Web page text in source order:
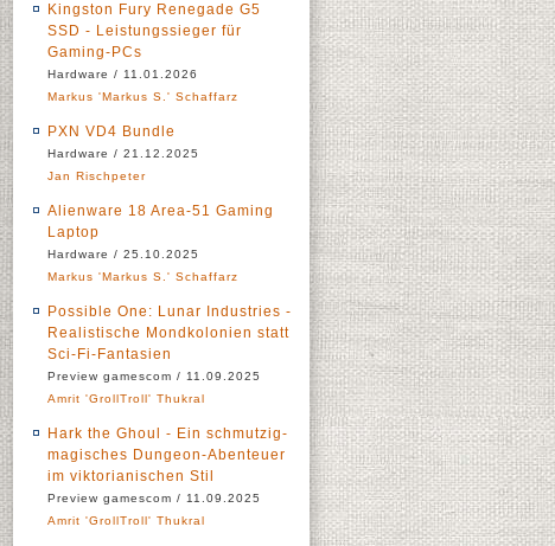
Kingston Fury Renegade G5
SSD - Leistungssieger für
Gaming-PCs
Hardware / 11.01.2026
Markus 'Markus S.' Schaffarz
PXN VD4 Bundle
Hardware / 21.12.2025
Jan Rischpeter
Alienware 18 Area-51 Gaming
Laptop
Hardware / 25.10.2025
Markus 'Markus S.' Schaffarz
Possible One: Lunar Industries -
Realistische Mondkolonien statt
Sci-Fi-Fantasien
Preview gamescom / 11.09.2025
Amrit 'GrollTroll' Thukral
Hark the Ghoul - Ein schmutzig-
magisches Dungeon-Abenteuer
im viktorianischen Stil
Preview gamescom / 11.09.2025
Amrit 'GrollTroll' Thukral